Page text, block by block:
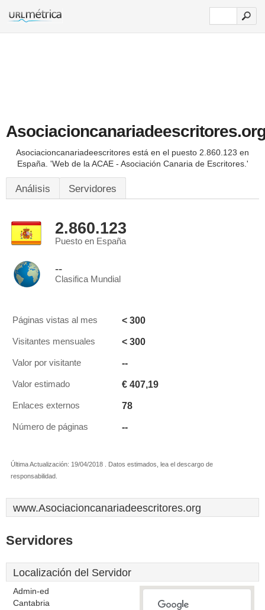
Asociacioncanariadeescritores está en el puesto 2.860.123 en
España. 'Web de la ACAE - Asociación Canaria de Escritores.'
Análisis Servidores
2.860.123
Puesto en España
--
Clasifica Mundial
Páginas vistas al mes < 300
Visitantes mensuales < 300
Valor por visitante --
Valor estimado € 407,19
Enlaces externos 78
Número de páginas --
Última Actualización: 19/04/2018 . Datos estimados, lea el descargo de
responsabilidad.
www.Asociacioncanariadeescritores.org
Servidores
Localización del Servidor
Admin-ed
Cantabria